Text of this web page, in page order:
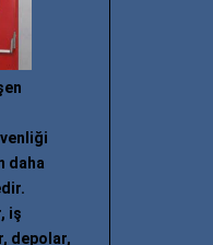
daha
iş
depolar,